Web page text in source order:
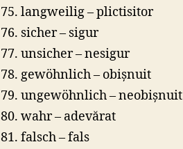
langweilig – plictisitor
sicher – sigur
unsicher – nesigur
gewöhnlich – obișnuit
ungewöhnlich – neobișnuit
wahr – adevărat
falsch – fals